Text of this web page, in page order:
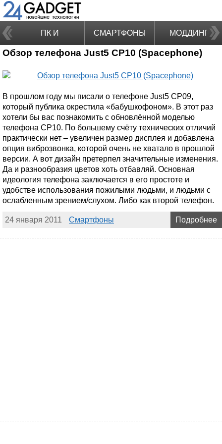
ПК И
НОУТБУКИ
СМАРТФОНЫ МОДДИНГ
Обзор телефона Just5 CP10 (Spacephone)
В прошлом году мы писали о телефоне Just5 CP09,
который публика окрестила «бабушкофоном». В этот раз
хотели бы вас познакомить с обновлённой моделью
телефона CP10. По большему счёту технических отличий
практически нет – увеличен размер дисплея и добавлена
опция виброзвонка, которой очень не хватало в прошлой
версии. А вот дизайн претерпел значительные изменения.
Да и разнообразия цветов хоть отбавляй. Основная
идеология телефона заключается в его простоте и
удобстве использования пожилыми людьми, и людьми с
ослабленным зрением/слухом. Либо как второй телефон.
24 января 2011 Смартфоны Подробнее